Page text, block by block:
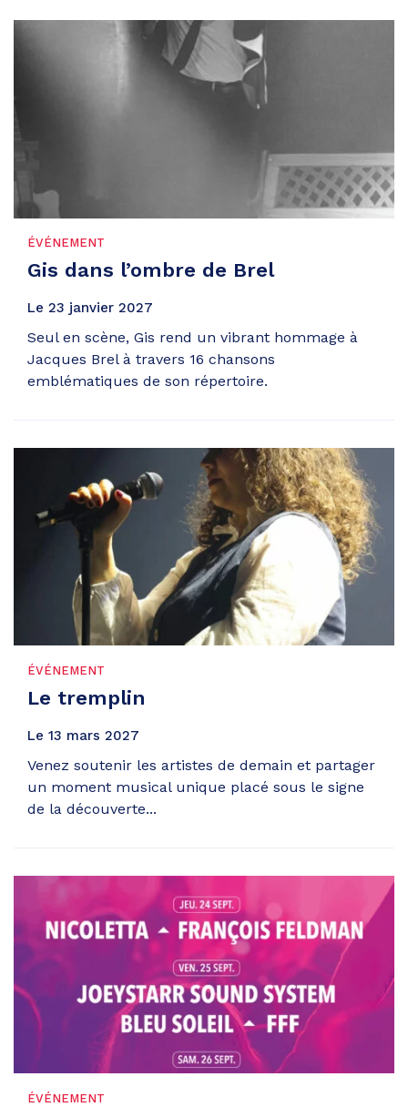
ÉVÉNEMENT
Gis dans l’ombre de Brel
Le 23 janvier 2027
Seul en scène, Gis rend un vibrant hommage à
Jacques Brel à travers 16 chansons
emblématiques de son répertoire.
ÉVÉNEMENT
Le tremplin
Le 13 mars 2027
Venez soutenir les artistes de demain et partager
un moment musical unique placé sous le signe
de la découverte...
ÉVÉNEMENT